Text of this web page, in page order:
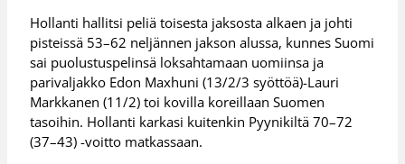
Hollanti hallitsi peliä toisesta jaksosta alkaen ja johti
pisteissä 53–62 neljännen jakson alussa, kunnes Suomi
sai puolustuspelinsä loksahtamaan uomiinsa ja
parivaljakko Edon Maxhuni (13/2/3 syöttöä)-Lauri
Markkanen (11/2) toi kovilla koreillaan Suomen
tasoihin. Hollanti karkasi kuitenkin Pyynikiltä 70–72
(37–43) -voitto matkassaan.